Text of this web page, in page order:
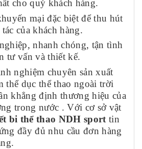
cho quý khách hàng.
mại đặc biệt để thu hút
của khách hàng.
nhanh chóng, tận tình
tư vấn và thiết kế.
nghiệm chuyên sản xuất
thể dục thể thao ngoài trời
khẳng định thương hiệu của
trong nước . Với cơ sở vật
bi thể thao NDH sport tin
đầy đủ nhu cầu đơn hàng